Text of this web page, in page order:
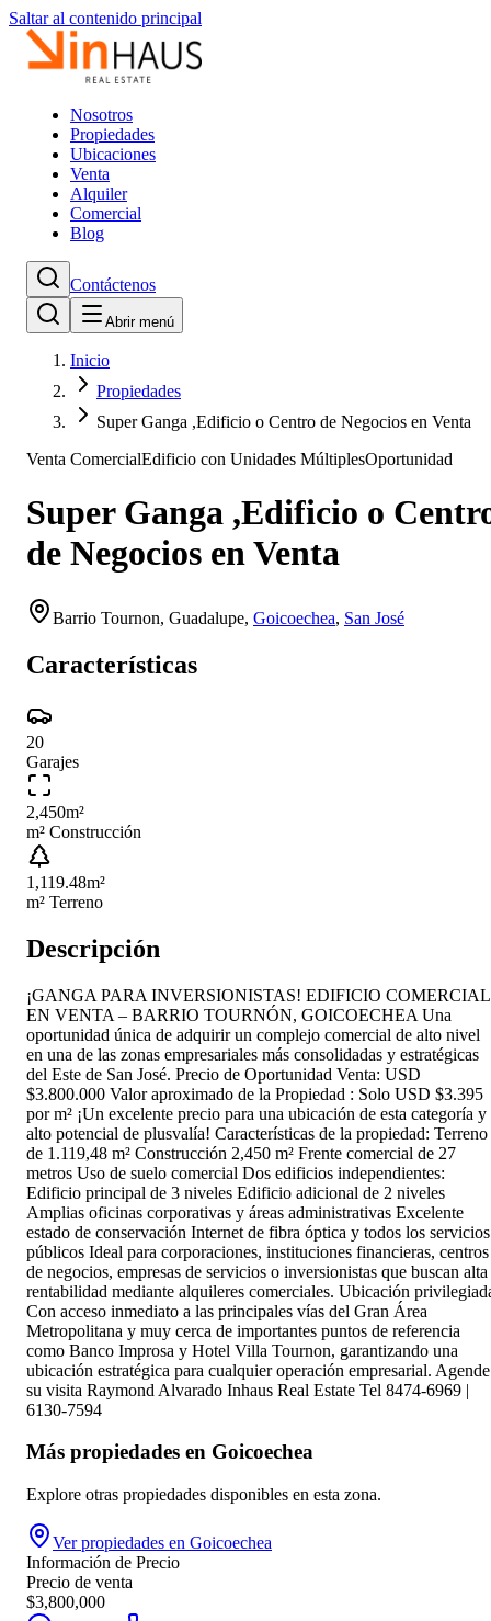
Saltar al contenido principal
Nosotros
Propiedades
Ubicaciones
Venta
Alquiler
Comercial
Blog
Contáctenos
Abrir menú
Inicio
Propiedades
Super Ganga ,Edificio o Centro de Negocios en Venta
Venta ComercialEdificio con Unidades MúltiplesOportunidad
Super Ganga ,Edificio o
de Negocios en Venta
Barrio Tournon, Guadalupe, Goicoechea, San José
Características
20
Garajes
2,450m²
m² Construcción
1,119.48m²
m² Terreno
Descripción
¡GANGA PARA INVERSIONISTAS! EDIFICIO COMERCIAL
EN VENTA – BARRIO TOURNÓN, GOICOECHEA Una
oportunidad única de adquirir un complejo comercial de alto nivel
en una de las zonas empresariales más consolidadas y estratégicas
del Este de San José. Precio de Oportunidad Venta: USD
$3.800.000 Valor aproximado de la Propiedad : Solo USD $3.395
por m² ¡Un excelente precio para una ubicación de esta categoría y
alto potencial de plusvalía! Características de la propiedad: Terreno
de 1.119,48 m² Construcción 2,450 m² Frente comercial de 27
metros Uso de suelo comercial Dos edificios independientes:
Edificio principal de 3 niveles Edificio adicional de 2 niveles
Amplias oficinas corporativas y áreas administrativas Excelente
estado de conservación Internet de fibra óptica y todos los servicios
públicos Ideal para corporaciones, instituciones financieras, centros
de negocios, empresas de servicios o inversionistas que buscan alta
rentabilidad mediante alquileres comerciales. Ubicación
Con acceso inmediato a las principales vías del Gran Área
Metropolitana y muy cerca de importantes puntos de referencia
como Banco Improsa y Hotel Villa Tournon, garantizando una
ubicación estratégica para cualquier operación empresarial. Agende
su visita Raymond Alvarado Inhaus Real Estate Tel 8474-6969 |
6130-7594
Más propiedades en Goicoechea
Explore otras propiedades disponibles en esta zona.
Ver propiedades en Goicoechea
Información de Precio
Precio de venta
$3,800,000